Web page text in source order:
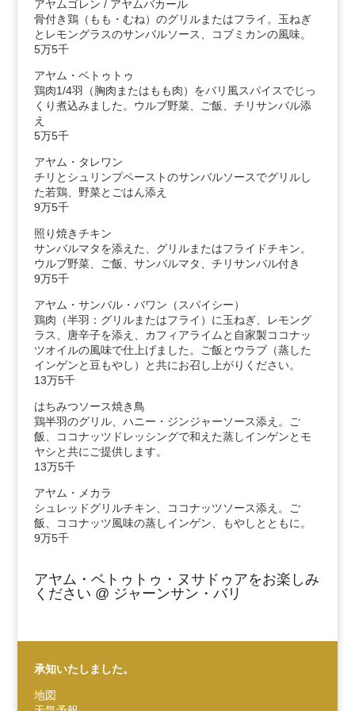
アヤムゴレン / アヤムバカール
骨付き鶏（もも・むね）のグリルまたはフライ。玉ねぎ
とレモングラスのサンバルソース、コブミカンの風味。
5万5千
アヤム・ベトゥトゥ
鶏肉1/4羽（胸肉またはもも肉）をバリ風スパイスでじっ
くり煮込みました。ウルブ野菜、ご飯、チリサンバル添
え
5万5千
アヤム・タレワン
チリとシュリンプペーストのサンバルソースでグリルし
た若鶏、野菜とごはん添え
9万5千
照り焼きチキン
サンバルマタを添えた、グリルまたはフライドチキン。
ウルブ野菜、ご飯、サンバルマタ、チリサンバル付き
9万5千
アヤム・サンバル・バワン（スパイシー）
鶏肉（半羽：グリルまたはフライ）に玉ねぎ、レモング
ラス、唐辛子を添え、カフィアライムと自家製ココナッ
ツオイルの風味で仕上げました。ご飯とウラブ（蒸した
インゲンと豆もやし）と共にお召し上がりください。
13万5千
はちみつソース焼き鳥
鶏半羽のグリル、ハニー・ジンジャーソース添え。ご
飯、ココナッツドレッシングで和えた蒸しインゲンとモ
ヤシと共にご提供します。
13万5千
アヤム・メカラ
シュレッドグリルチキン、ココナッツソース添え。ご
飯、ココナッツ風味の蒸しインゲン、もやしとともに。
9万5千
アヤム・ベトゥトゥ・ヌサドゥアをお楽しみ
ください @ ジャーンサン・バリ
承知いたしました。
地図